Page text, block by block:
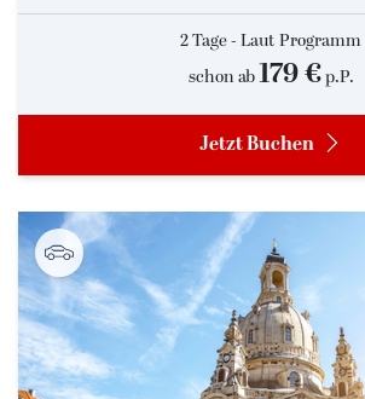
2 Tage - Laut Programm
schon ab 179 €p.P.
Jetzt Buchen